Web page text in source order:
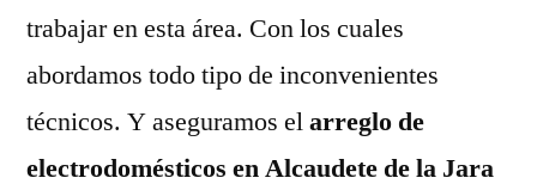
trabajar en esta área. Con los cuales
abordamos todo tipo de inconvenientes
técnicos. Y aseguramos elarreglo de
electrodomésticos en Alcaudete de la Jara